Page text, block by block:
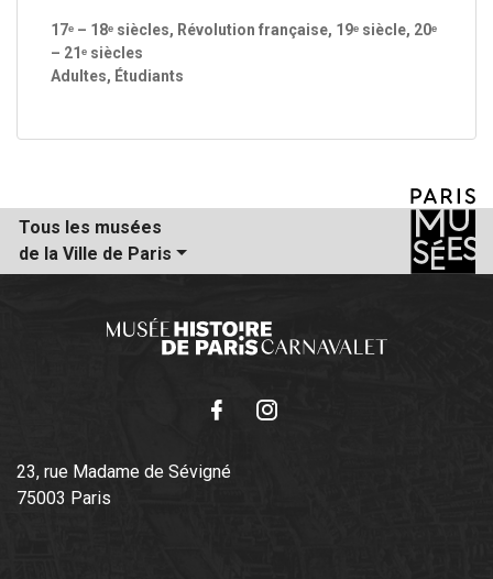
17ᵉ – 18ᵉ siècles, Révolution française, 19ᵉ siècle, 20ᵉ
– 21ᵉ siècles
Adultes, Étudiants
Tous les musées
de la Ville de Paris
23, rue Madame de Sévigné
75003 Paris